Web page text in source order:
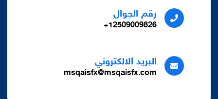
رقم الجوال
12509009826+
البريد الالكتروني
msqaisfx@msqaisfx.com